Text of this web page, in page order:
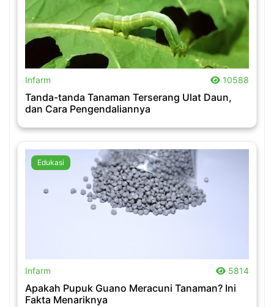
Infarm 10588
Tanda-tanda Tanaman Terserang Ulat Daun,
dan Cara Pengendaliannya
Edukasi
Infarm 5814
Apakah Pupuk Guano Meracuni Tanaman? Ini
Fakta Menariknya